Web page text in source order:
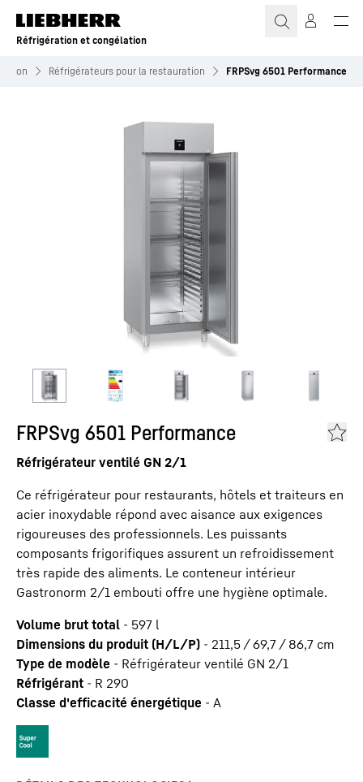
Réfrigération et congélation
Réfrigérateurs pour la restauration FRPSvg 6501 Performance
FRPSvg 6501 Performance
Réfrigérateur ventilé GN 2/1
Ce réfrigérateur pour restaurants, hôtels et traiteurs en
acier inoxydable répond avec aisance aux exigences
rigoureuses des professionnels. Les puissants
composants frigorifiques assurent un refroidissement
très rapide des aliments. Le conteneur intérieur
Gastronorm 2/1 embouti offre une hygiène optimale.
Volume brut total - 597 l
Dimensions du produit (H/L/P) - 211,5 / 69,7 / 86,7 cm
Type de modèle - Réfrigérateur ventilé GN 2/1
Réfrigérant - R 290
Classe d'efficacité énergétique - A